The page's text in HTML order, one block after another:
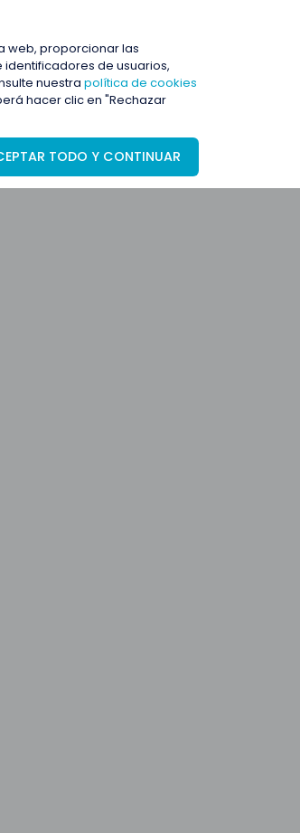
web, proporcionar las
de usuarios,
nuestra política de cookies
hacer clic en "Rechazar
TODO Y CONTINUAR